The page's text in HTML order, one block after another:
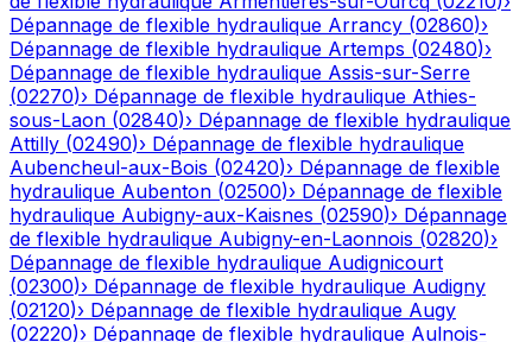
Dépannage de flexible hydraulique Arrancy (02860)›
Dépannage de flexible hydraulique Artemps (02480)›
Dépannage de flexible hydraulique Assis-sur-Serre
(02270)› Dépannage de flexible hydraulique Athies-
sous-Laon (02840)› Dépannage de flexible hydraulique
Attilly (02490)› Dépannage de flexible hydraulique
Aubencheul-aux-Bois (02420)› Dépannage de flexible
hydraulique Aubenton (02500)› Dépannage de flexible
hydraulique Aubigny-aux-Kaisnes (02590)› Dépannage
de flexible hydraulique Aubigny-en-Laonnois (02820)›
Dépannage de flexible hydraulique Audignicourt
(02300)› Dépannage de flexible hydraulique Audigny
(02120)› Dépannage de flexible hydraulique Augy
(02220)› Dépannage de flexible hydraulique Aulnois-